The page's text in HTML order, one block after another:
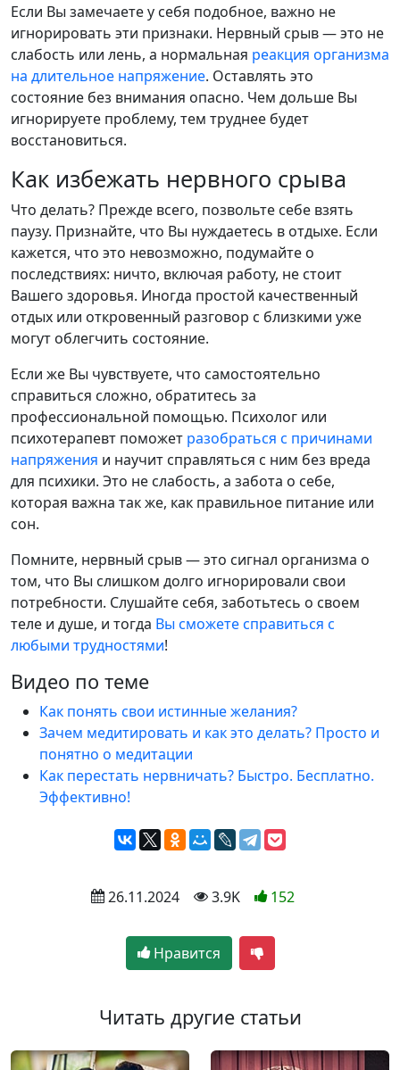
Если Вы замечаете у себя подобное, важно не
игнорировать эти признаки. Нервный срыв — это не
слабость или лень, а нормальная реакция организма
на длительное напряжение. Оставлять это
состояние без внимания опасно. Чем дольше Вы
игнорируете проблему, тем труднее будет
восстановиться.
Как избежать нервного срыва
Что делать? Прежде всего, позвольте себе взять
паузу. Признайте, что Вы нуждаетесь в отдыхе. Если
кажется, что это невозможно, подумайте о
последствиях: ничто, включая работу, не стоит
Вашего здоровья. Иногда простой качественный
отдых или откровенный разговор с близкими уже
могут облегчить состояние.
Если же Вы чувствуете, что самостоятельно
справиться сложно, обратитесь за
профессиональной помощью. Психолог или
психотерапевт поможет разобраться с причинами
напряжения и научит справляться с ним без вреда
для психики. Это не слабость, а забота о себе,
которая важна так же, как правильное питание или
сон.
Помните, нервный срыв — это сигнал организма о
том, что Вы слишком долго игнорировали свои
потребности. Слушайте себя, заботьтесь о своем
теле и душе, и тогда Вы сможете справиться с
любыми трудностями!
Видео по теме
Как понять свои истинные желания?
Зачем медитировать и как это делать? Просто и
понятно о медитации
Как перестать нервничать? Быстро. Бесплатно.
Эффективно!
26.11.2024 3.9K 152
Нравится
Читать другие статьи